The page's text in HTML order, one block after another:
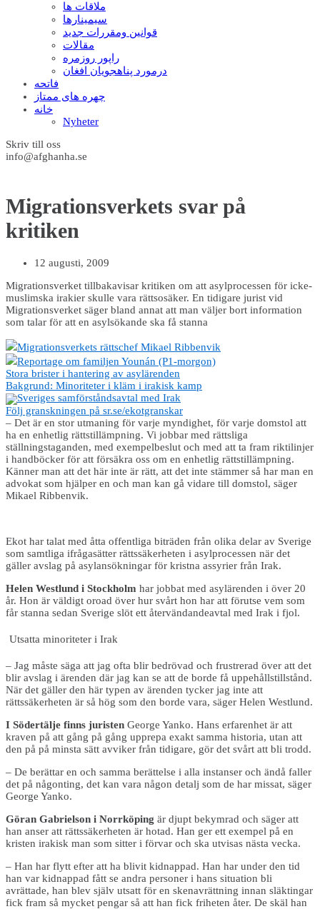
ملاقات ها
سيمينارها
قوانين ومقررات جديد
مقالات
راپور روزمره
درمورد پناهجويان افغان
فاتحه
چهره های ممتاز
خانه
Nyheter
Skriv till oss
info@afghanha.se
Migrationsverkets svar på
kritiken
12 augusti, 2009
Migrationsverket tillbakavisar kritiken om att asylprocessen för icke-
muslimska irakier skulle vara rättsosäker. En tidigare jurist vid
Migrationsverket säger bland annat att man väljer bort information
som talar för att en asylsökande ska få stanna
Migrationsverkets rättschef Mikael Ribbenvik
Reportage om familjen Younán (P1-morgon)
Stora brister i hantering av asylärenden
Bakgrund: Minoriteter i kläm i irakisk kamp
Sveriges samförståndsavtal med Irak
Följ granskningen på sr.se/ekotgranskar
– Det är en stor utmaning för varje myndighet, för varje domstol att
ha en enhetlig rättstillämpning. Vi jobbar med rättsliga
ställningstaganden, med exempelbeslut och med att ta fram riktilinjer
i handböcker för att försäkra oss om en enhetlig rättstillämpning.
Känner man att det här inte är rätt, att det inte stämmer så har man en
advokat som hjälper en och man kan gå vidare till domstol, säger
Mikael Ribbenvik.
Ekot har talat med åtta offentliga biträden från olika delar av Sverige
som samtliga ifrågasätter rättssäkerheten i asylprocessen när det
gäller avslag på asylansökningar för kristna assyrier från Irak.
Helen Westlund i Stockholm har jobbat med asylärenden i över 20
år. Hon är väldigt oroad över hur svårt hon har att förutse vem som
får stanna sedan Sverige slöt ett återvändandeavtal med Irak i fjol.
Utsatta minoriteter i Irak
– Jag måste säga att jag ofta blir bedrövad och frustrerad över att det
blir avslag i ärenden där jag kan se att de borde få uppehållstillstånd.
När det gäller den här typen av ärenden tycker jag inte att
rättssäkerheten är så hög som den borde vara, säger Helen Westlund.
I Södertälje finns juristen George Yanko. Hans erfarenhet är att
kraven på att gång på gång upprepa exakt samma historia, utan att
den på på minsta sätt avviker från tidigare, gör det svårt att bli trodd.
– De berättar en och samma berättelse i alla instanser och ändå faller
det på någonting, det kan vara någon detalj som de har missat, säger
George Yanko.
Göran Gabrielson i Norrköping är djupt bekymrad och säger att
han anser att rättssäkerheten är hotad. Han ger ett exempel på en
kristen irakisk man som sitter i förvar och ska utvisas nästa vecka.
– Han har flytt efter att ha blivit kidnappad. Han har under den tid
han var kidnappad fått se andra personer i hans situation bli
avrättade, han blev själv utsatt för en skenavrättning innan släktingar
fick fram så mycket pengar så att han fick friheten åter. De skäl han